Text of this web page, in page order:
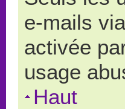
e-mails
activée
usage
Haut